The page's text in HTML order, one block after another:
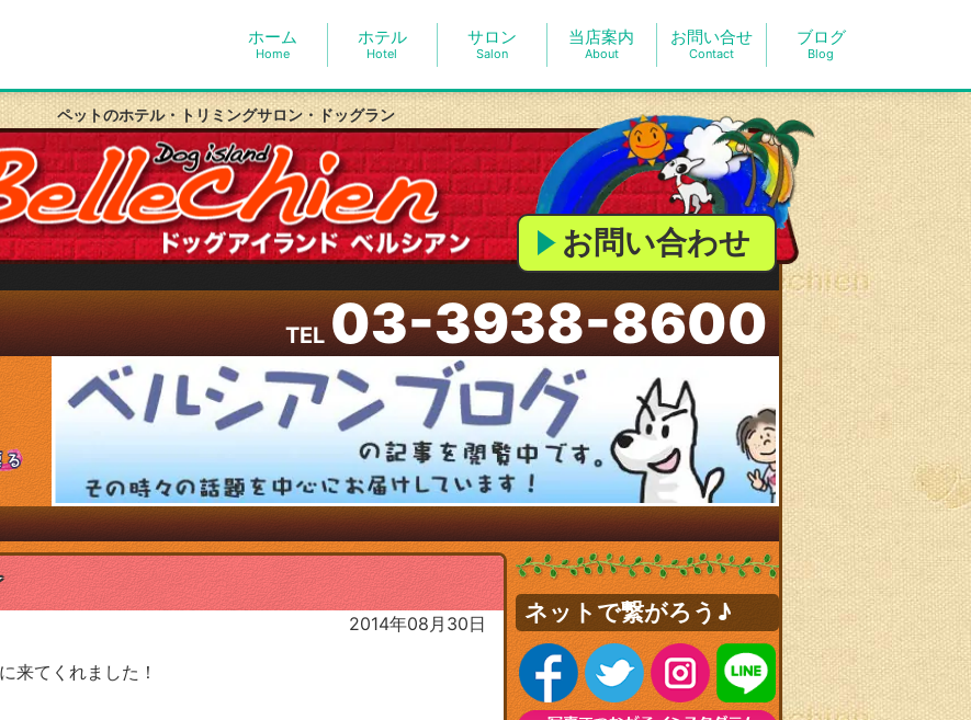
ホーム
Home
ホテル
Hotel
サロン
Salon
当店案内
About
お問い合せ
Contact
ブログ
Blog
ペットのホテル・トリミングサロン・ドッグラン
お問い合わせ
TEL 03-3938-8600
2014年08月30日
来てくれました！
ネットで繋がろう♪